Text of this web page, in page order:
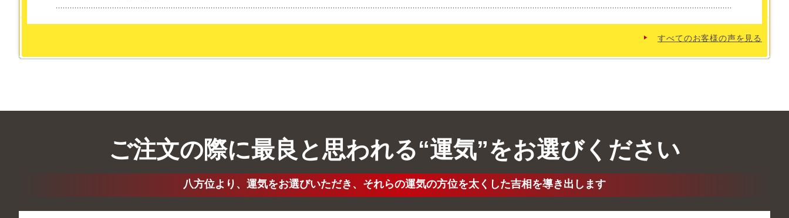
すべてのお客様の声を見る
ご注文の際に最良と思われる“運気”をお選びください
八方位より、運気をお選びいただき、それらの運気の方位を太くした吉相を導き出します